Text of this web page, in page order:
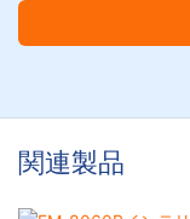
関連製品